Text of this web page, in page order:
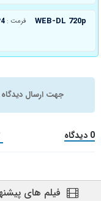
WEB-DL 720p فرمت :
جهت ارسال دیدگاه
0 دیدگاه
فیلم های